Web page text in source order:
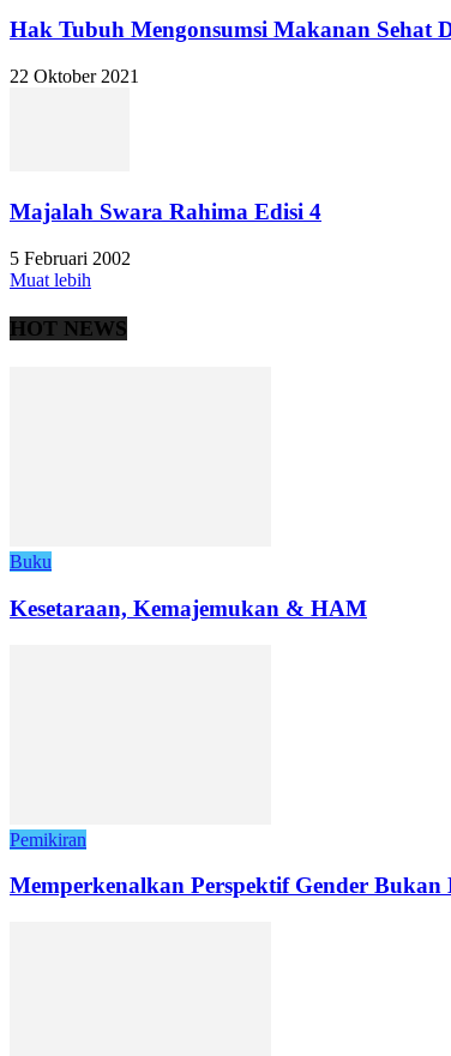
Hak Tubuh Mengonsumsi Makanan Sehat
22 Oktober 2021
Majalah Swara Rahima Edisi 4
5 Februari 2002
Muat lebih
HOT NEWS
Buku
Kesetaraan, Kemajemukan & HAM
Pemikiran
Memperkenalkan Perspektif Gender